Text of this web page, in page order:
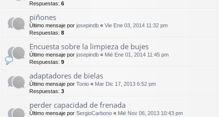
Respuestas: 6
piñones
Último mensaje por josepindb « Vie Ene 03, 2014 11:32 pm
Respuestas: 8
Encuesta sobre la limpieza de bujes
Último mensaje por josepindb « Mié Ene 01, 2014 11:45 pm
Respuestas: 9
adaptadores de bielas
Último mensaje por Tonio « Mar Dic 17, 2013 6:52 pm
Respuestas: 3
perder capacidad de frenada
Último mensaje por SergioCarbono « Mié Nov 06, 2013 10:43 pm